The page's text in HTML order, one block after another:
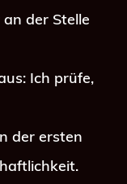
der Stelle
Ich prüfe,
der ersten